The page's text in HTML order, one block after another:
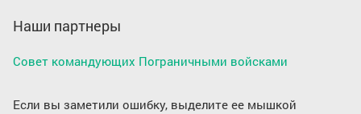
Наши партнеры
Совет командующих Пограничными войсками
Если вы заметили ошибку, выделите ее мышкой